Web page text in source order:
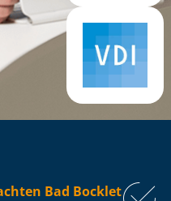
Bad Bocklet